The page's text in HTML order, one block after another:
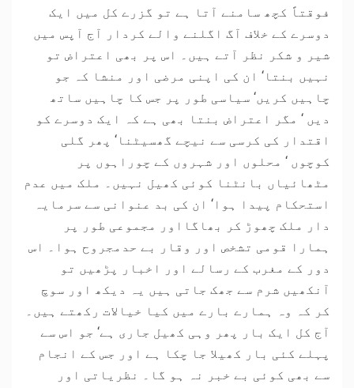
فوقتاً کچھ سامنے آتا ہے تو گزرے کل میں ایک
دوسرے کے خلاف آگ اگلنے والے کردار آج آپس میں
شیر و شکر نظر آتے ہیں۔ اس پر بھی اعتراض تو
نہیں بنتا‘ ان کی اپنی مرضی اور منشا کہ جو
چاہیں کریں‘ سیاسی طور پر جس کا چاہیں ساتھ
دیں ‘ مگر اعتراض بنتا بھی ہے کہ ایک دوسرے کو
اقتدار کی کرسی سے نیچے گھسیٹنا‘ پھر گلی
کوچوں ‘ محلوں اور شہروں کے چوراہوں پر
مٹھائیاں بانٹنا کوئی کھیل نہیں۔ ملک میں عدم
استحکام پیدا ہوا‘ ان کی بد عنوانی سے سرمایہ
دار ملک چھوڑ کر بھاگااور مجموعی طور پر
ہمارا قومی تشخص اور وقار بے حدمجروح ہوا۔ اس
دور کے مغرب کے رسالے اور اخبار پڑھیں تو
آنکھیں شرم سے جھک جاتی ہیں یہ دیکھ اور سوچ
کر کہ وہ ہمارے بارے میں کیا خیالات رکھتے ہیں۔
آج کل ایک بار پھر وہی کھیل جاری ہے‘ جو اس سے
پہلے کئی بار کھیلا جا چکا ہے اور جس کے انجام
سے بھی کوئی بے خبر نہ ہو گا۔ نظریاتی اور